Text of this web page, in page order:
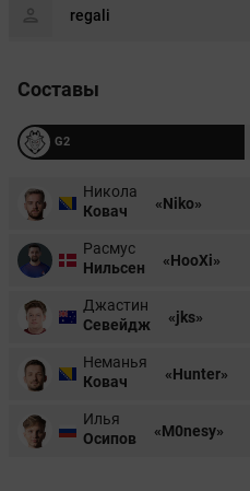
regali
Составы
G2
Никола
Ковач
«Niko»
Расмус
Нильсен
«HooXi»
Джастин
Севейдж
«jks»
Неманья
Ковач
«Hunter»
Илья
Осипов
«M0nesy»